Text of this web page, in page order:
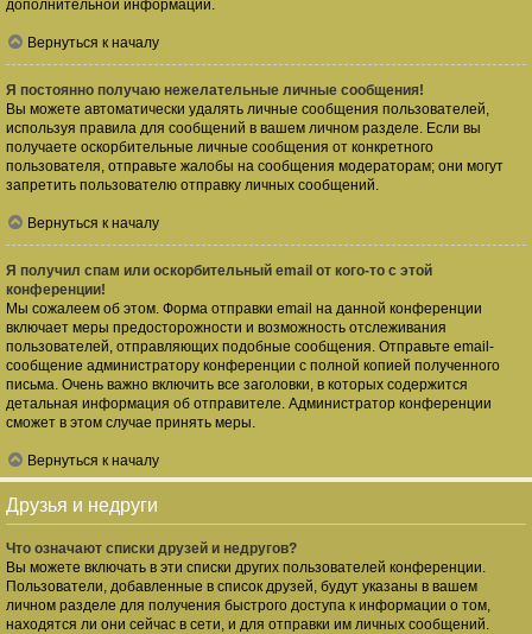
дополнительной информации.
Вернуться к началу
Я постоянно получаю нежелательные личные сообщения!
Вы можете автоматически удалять личные сообщения пользователей,
используя правила для сообщений в вашем личном разделе. Если вы
получаете оскорбительные личные сообщения от конкретного
пользователя, отправьте жалобы на сообщения модераторам; они могут
запретить пользователю отправку личных сообщений.
Вернуться к началу
Я получил спам или оскорбительный email от кого-то с этой
конференции!
Мы сожалеем об этом. Форма отправки email на данной конференции
включает меры предосторожности и возможность отслеживания
пользователей, отправляющих подобные сообщения. Отправьте email-
сообщение администратору конференции с полной копией полученного
письма. Очень важно включить все заголовки, в которых содержится
детальная информация об отправителе. Администратор конференции
сможет в этом случае принять меры.
Вернуться к началу
Друзья и недруги
Что означают списки друзей и недругов?
Вы можете включать в эти списки других пользователей конференции.
Пользователи, добавленные в список друзей, будут указаны в вашем
личном разделе для получения быстрого доступа к информации о том,
находятся ли они сейчас в сети, и для отправки им личных сообщений.